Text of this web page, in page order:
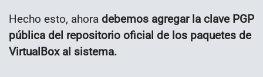
Hecho esto, ahora debemos agregar la clave PGP
pública del repositorio oficial de los paquetes de
VirtualBox al sistema.